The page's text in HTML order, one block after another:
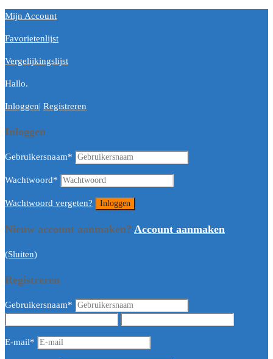
Mijn Account
Favorietenlijst
Vergelijkingslijst
Hallo.
Inloggen| Registreren
Inloggen
Gebruikersnaam*
Wachtwoord*
Wachtwoord vergeten?
Nieuw account aanmaken? Account aanmaken
(Sluiten)
Registreren
Gebruikersnaam*
E-mail*